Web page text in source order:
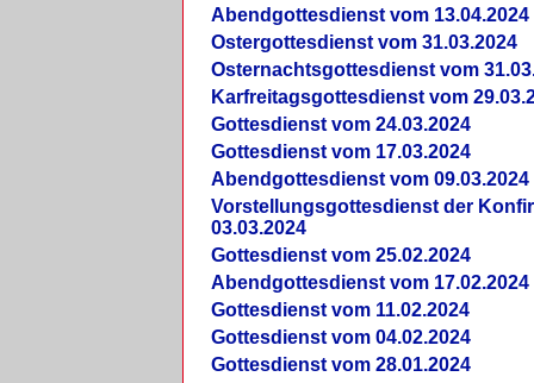
Abendgottesdienst vom 13.04.2024
Ostergottesdienst vom 31.03.2024
Osternachtsgottesdienst vom
Karfreitagsgottesdienst vom
Gottesdienst vom 24.03.2024
Gottesdienst vom 17.03.2024
Abendgottesdienst vom 09.03.2024
Vorstellungsgottesdienst der
03.03.2024
Gottesdienst vom 25.02.2024
Abendgottesdienst vom 17.02.2024
Gottesdienst vom 11.02.2024
Gottesdienst vom 04.02.2024
Gottesdienst vom 28.01.2024